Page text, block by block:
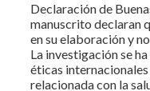
Declaración de
manuscrito declaran
en su elaboración y
La investigación se
éticas
relacionada con la